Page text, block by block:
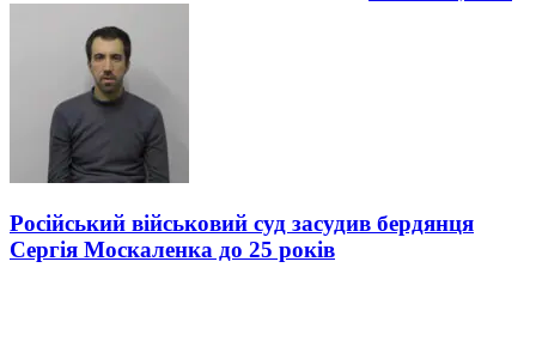
Російський військовий суд засудив бердянця
Сергія Москаленка до 25 років